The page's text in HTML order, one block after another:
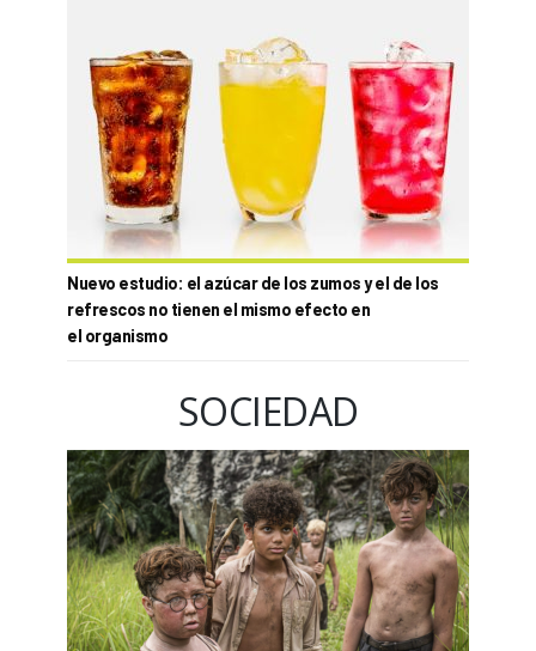
Nuevo estudio: el azúcar de los zumos y el de los
refrescos no tienen el mismo efecto en
el organismo
SOCIEDAD